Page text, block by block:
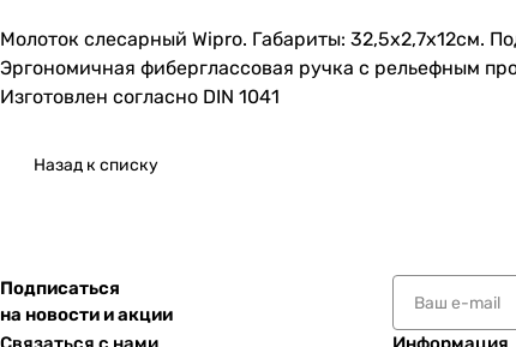
Молоток слесарный Wipro. Габариты: 32,5х2,7х12см.
Эргономичная фиберглассовая ручка с рельефным
Изготовлен согласно DIN 1041
Назад к списку
Подписаться
на новости и акции